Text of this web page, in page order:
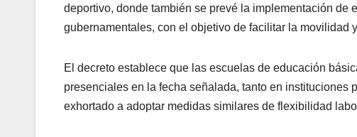
deportivo, donde también se prevé la implementación de
gubernamentales, con el objetivo de facilitar la movilidad
El decreto establece que las escuelas de educación
presenciales en la fecha señalada, tanto en instituciones
exhortado a adoptar medidas similares de flexibilidad